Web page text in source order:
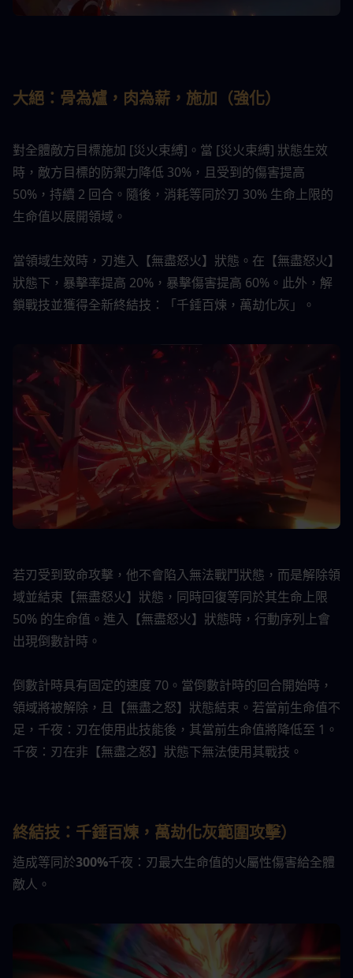
大絕： 骨為爐，肉為薪，施加（強化）
對全體敵方目標施加 [災火束縛]。當 [災火束縛] 狀態生效
時，敵方目標的防禦力降低 30%，且受到的傷害提高
50%，持續 2 回合。隨後，消耗等同於刃 30% 生命上限的
生命值以展開領域。
當領域生效時，刃進入【無盡怒火】狀態。在【無盡怒火】
狀態下，暴擊率提高 20%，暴擊傷害提高 60%。此外，解
鎖戰技並獲得全新終結技：「千錘百煉，萬劫化灰」。
若刃受到致命攻擊，他不會陷入無法戰鬥狀態，而是解除領
域並結束【無盡怒火】狀態，同時回復等同於其生命上限
50% 的生命值。進入【無盡怒火】狀態時，行動序列上會
出現倒數計時。
倒數計時具有固定的速度 70。當倒數計時的回合開始時，
領域將被解除，且【無盡之怒】狀態結束。若當前生命值不
足，千夜：刃在使用此技能後，其當前生命值將降低至 1。
千夜：刃在非【無盡之怒】狀態下無法使用其戰技。
終結技：千錘百煉，萬劫化灰範圍攻擊）
造成等同於300%千夜：刃最大生命值的火屬性傷害給全體
敵人。